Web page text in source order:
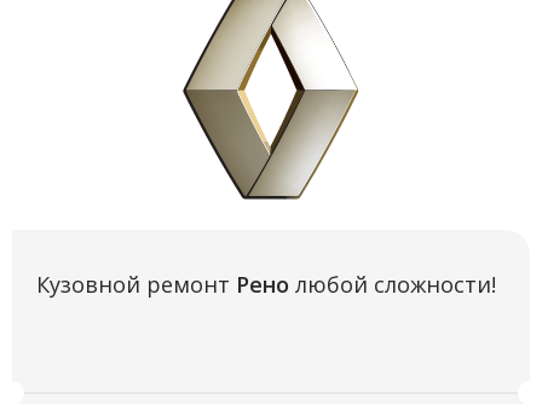
Кузовной ремонт Рено любой сложности!